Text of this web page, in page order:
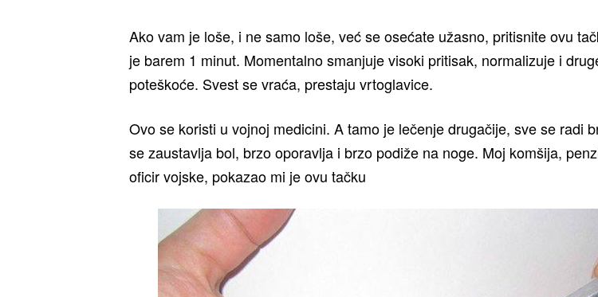
Ako vam je loše, i ne samo loše, već se osećate užasno, pritisnite ovu
je barem 1 minut. Momentalno smanjuje visoki pritisak, normalizuje i
poteškoće. Svest se vraća, prestaju vrtoglavice.
Ovo se koristi u vojnoj medicini. A tamo je lečenje drugačije, sve se radi
se zaustavlja bol, brzo oporavlja i brzo podiže na noge. Moj komšija,
oficir vojske, pokazao mi je ovu tačku